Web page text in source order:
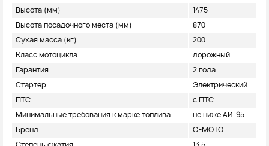
Высота (мм) 1475
Высота посадочного места (мм) 870
Сухая масса (кг) 200
Класс мотоцикла дорожный
Гарантия 2 года
Стартер Электрический
ПТС с ПТС
Минимальные требования к марке топлива не ниже АИ-95
Бренд CFMOTO